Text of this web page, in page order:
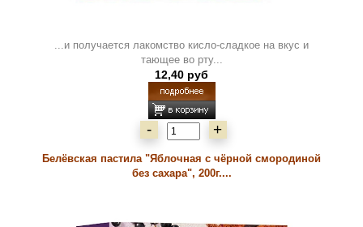
...и получается лакомство кисло-сладкое на вкус и
тающее во рту...
12,40 руб
- +
Белёвская пастила "Яблочная с чёрной смородиной
без сахара", 200г....